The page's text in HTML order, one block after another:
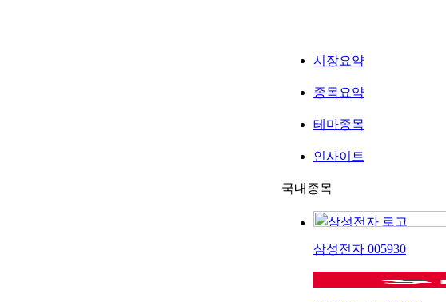
시장요약
종목요약
테마종목
인사이트
국내종목
삼성전자 005930